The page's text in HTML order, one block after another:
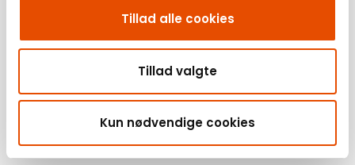
Tillad alle cookies
Tillad valgte
Kun nødvendige cookies